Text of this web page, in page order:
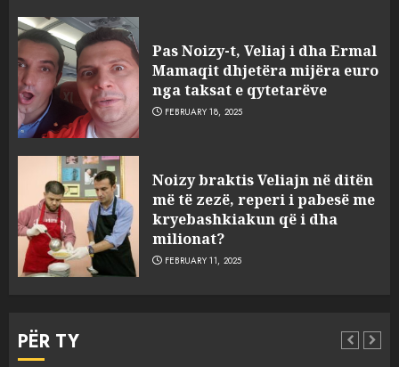
Pas Noizy-t, Veliaj i dha Ermal
Mamaqit dhjetëra mijëra euro
nga taksat e qytetarëve
FEBRUARY 18, 2025
Noizy braktis Veliajn në ditën
më të zezë, reperi i pabesë me
kryebashkiakun që i dha
milionat?
FEBRUARY 11, 2025
PËR TY
3
sulmuan “One Albania”,
ngjarja u fsheh. A u vodhën
serverat?
MARCH 25, 2025